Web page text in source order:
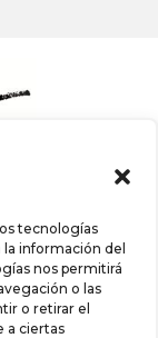
tecnologías
información del
nos permitirá
o las
o retirar el
a ciertas